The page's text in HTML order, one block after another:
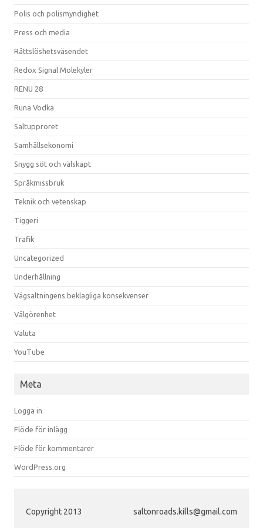
Polis och polismyndighet
Press och media
Rättslöshetsväsendet
Redox Signal Molekyler
RENU 28
Runa Vodka
Saltupproret
Samhällsekonomi
Snygg söt och välskapt
Språkmissbruk
Teknik och vetenskap
Tiggeri
Trafik
Uncategorized
Underhållning
Vägsaltningens beklagliga konsekvenser
Välgörenhet
Valuta
YouTube
Meta
Logga in
Flöde för inlägg
Flöde för kommentarer
WordPress.org
Copyright 2013 saltonroads.kills@gmail.com